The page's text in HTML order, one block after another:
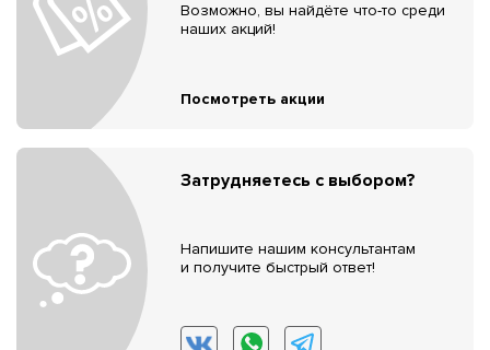
Возможно, вы найдёте что-то среди
наших акций!
Посмотреть акции
Затрудняетесь с выбором?
Напишите нашим консультантам
и получите быстрый ответ!